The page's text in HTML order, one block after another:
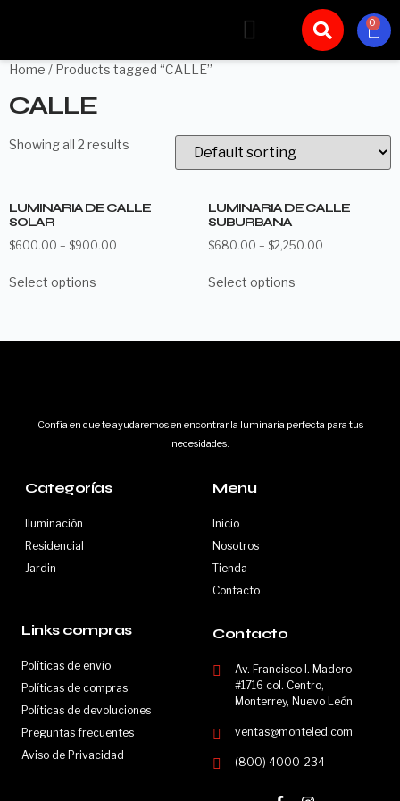
0
Home / Products tagged “CALLE”
CALLE
Showing all 2 results
LUMINARIA DE CALLE
SOLAR
$600.00 – $900.00
Select options
LUMINARIA DE CALLE
SUBURBANA
$680.00 – $2,250.00
Select options
Confía en que te ayudaremos en encontrar la luminaria perfecta para tus
necesidades.
Categorías
Iluminación
Residencial
Jardin
Menu
Inicio
Nosotros
Tienda
Contacto
Links compras
Políticas de envío
Políticas de compras
Políticas de devoluciones
Preguntas frecuentes
Aviso de Privacidad
Contacto
Av. Francisco I. Madero
#1716 col. Centro,
Monterrey, Nuevo León
ventas@monteled.com
(800) 4000-234